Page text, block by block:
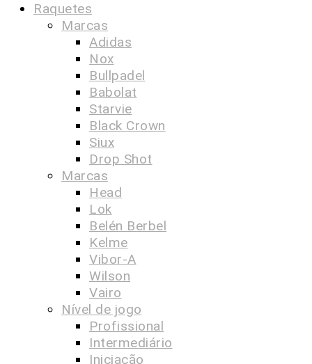
Raquetes
Marcas
Adidas
Nox
Bullpadel
Babolat
Starvie
Black Crown
Siux
Drop Shot
Marcas
Head
Lok
Belén Berbel
Kelme
Vibor-A
Wilson
Vairo
Nível de jogo
Profissional
Intermediário
Iniciação